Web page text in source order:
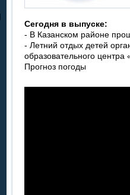
Сегодня в выпуске:
- В Казанском районе
- Летний отдых детей
образовательного центра
Прогноз погоды